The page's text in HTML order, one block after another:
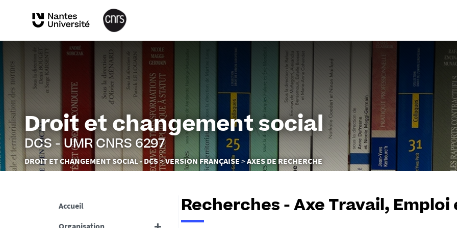
Droit et changement social
DCS - UMR CNRS 6297
Vous
êtes
DROIT ET CHANGEMENT SOCIAL - DCS VERSION FRANÇAISE AXES DE RECHERCHE
Accueil
Organisation
Recherches - Axe Travail,